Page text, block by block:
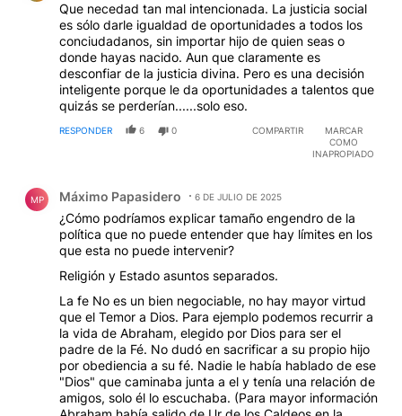
Que necedad tan mal intencionada. La justicia social
es sólo darle igualdad de oportunidades a todos los
conciudadanos, sin importar hijo de quien seas o
donde hayas nacido. Aun que claramente es
desconfiar de la justicia divina. Pero es una decisión
inteligente porque le da oportunidades a talentos que
quizás se perderían......solo eso.
RESPONDER 6 0 COMPARTIR
MARCAR
COMO
INAPROPIADO
MP Máximo Papasidero 6 DE JULIO DE 2025
¿Cómo podríamos explicar tamaño engendro de la
política que no puede entender que hay límites en los
que esta no puede intervenir?
Religión y Estado asuntos separados.
La fe No es un bien negociable, no hay mayor virtud
que el Temor a Dios. Para ejemplo podemos recurrir a
la vida de Abraham, elegido por Dios para ser el
padre de la Fé. No dudó en sacrificar a su propio hijo
por obediencia a su fé. Nadie le había hablado de ese
"Dios" que caminaba junta a el y tenía una relación de
amigos, solo él lo escuchaba. (Para mayor información